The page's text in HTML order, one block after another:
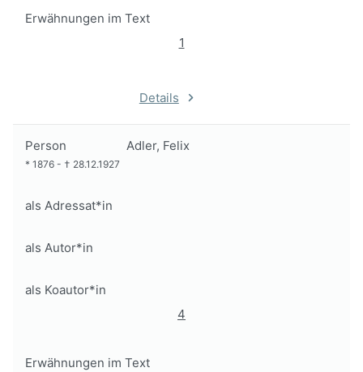
Erwähnungen im Text
1
Details
Person Adler, Felix
* 1876 - † 28.12.1927
als Adressat*in
als Autor*in
als Koautor*in
4
Erwähnungen im Text